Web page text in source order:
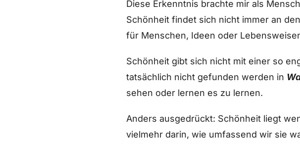
Diese Erkenntnis brachte mir als
Schönheit findet sich nicht immer an
für Menschen, Ideen oder
Schönheit gibt sich nicht mit einer so
tatsächlich nicht gefunden werden in
sehen oder lernen es zu lernen.
Anders ausgedrückt: Schönheit liegt
vielmehr darin, wie umfassend wir sie